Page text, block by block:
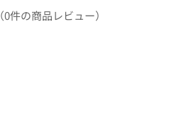
（0件の商品レビュー）